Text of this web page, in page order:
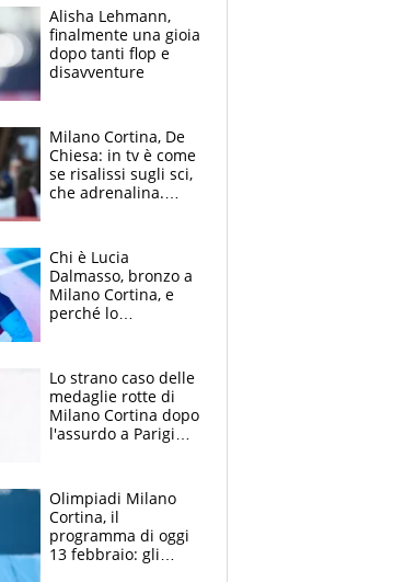
Alisha Lehmann,
finalmente una gioia
dopo tanti flop e
disavventure
Milano Cortina, De
Chiesa: in tv è come
se risalissi sugli sci,
che adrenalina.
Chi è Lucia
Dalmasso, bronzo a
Milano Cortina, e
perché lo
Lo strano caso delle
medaglie rotte di
Milano Cortina dopo
l'assurdo a Parigi
Olimpiadi Milano
Cortina, il
programma di oggi
13 febbraio: gli